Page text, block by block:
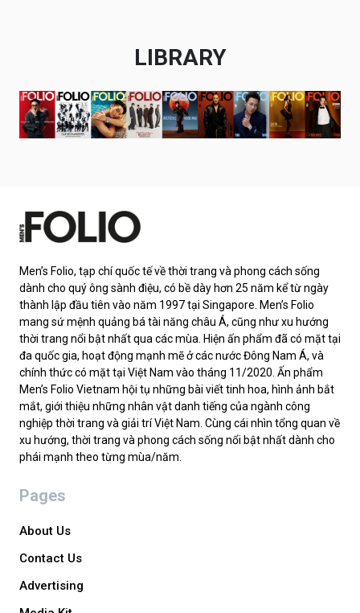
LIBRARY
Men’s Folio, tạp chí quốc tế về thời trang và phong cách sống
dành cho quý ông sành điệu, có bề dày hơn 25 năm kể từ ngày
thành lập đầu tiên vào năm 1997 tại Singapore. Men’s Folio
mang sứ mệnh quảng bá tài năng châu Á, cũng như xu hướng
thời trang nổi bật nhất qua các mùa. Hiện ấn phẩm đã có mặt tại
đa quốc gia, hoạt động mạnh mẽ ở các nước Đông Nam Á, và
chính thức có mặt tại Việt Nam vào tháng 11/2020. Ấn phẩm
Men’s Folio Vietnam hội tụ những bài viết tinh hoa, hình ảnh bắt
mắt, giới thiệu những nhân vật danh tiếng của ngành công
nghiệp thời trang và giải trí Việt Nam. Cùng cái nhìn tổng quan về
xu hướng, thời trang và phong cách sống nổi bật nhất dành cho
phái mạnh theo từng mùa/năm.
Pages
About Us
Contact Us
Advertising